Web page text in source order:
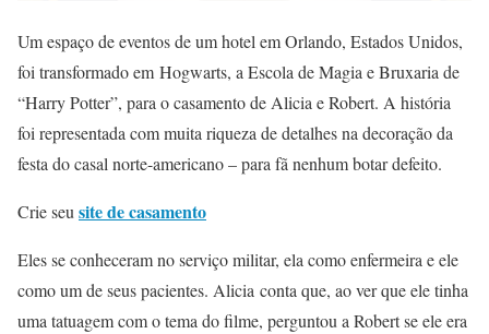
Um espaço de eventos de um hotel em Orlando, Estados Unidos,
foi transformado em Hogwarts, a Escola de Magia e Bruxaria de
“Harry Potter”, para o casamento de Alicia e Robert. A história
foi representada com muita riqueza de detalhes na decoração da
festa do casal norte-americano – para fã nenhum botar defeito.
Crie seusite de casamento
Eles se conheceram no serviço militar, ela como enfermeira e ele
como um de seus pacientes. Alicia conta que, ao ver que ele tinha
uma tatuagem com o tema do filme, perguntou a Robert se ele era